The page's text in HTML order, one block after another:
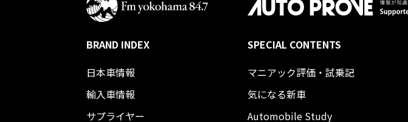
BRAND INDEX
日本車情報​
輸入車情報
サプライヤー
SPECIAL CONTENTS
マニアック評価・試乗記
気になる新車
Automobile Study